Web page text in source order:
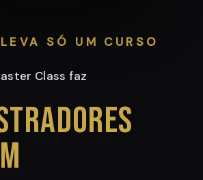
SÓ UM CURSO
Class faz